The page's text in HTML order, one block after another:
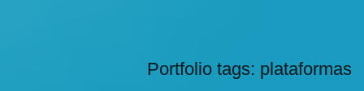
Portfolio tags: plataformas